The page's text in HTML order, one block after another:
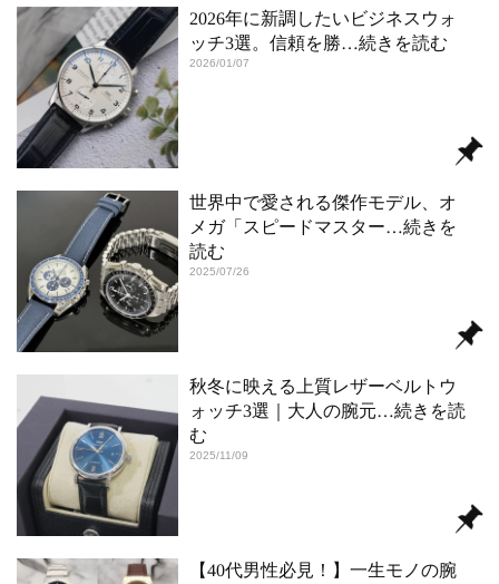
2026年に新調したいビジネスウォ
ッチ3選。信頼を勝…続きを読む
2026/01/07
世界中で愛される傑作モデル、オ
メガ「スピードマスター…続きを
読む
2025/07/26
秋冬に映える上質レザーベルトウ
ォッチ3選｜大人の腕元…続きを読
む
2025/11/09
【40代男性必見！】一生モノの腕